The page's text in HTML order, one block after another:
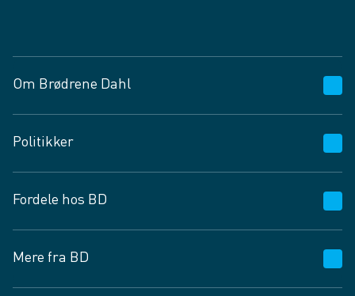
Om Brødrene Dahl
Vagttelefon 30 10 89 89
Spørgsmål og svar
Job og karriere
Fødevarekontrolrapport
Politikker
Privatlivspolitik
Cookies
Vilkår og betingelser
Fordele hos BD
BD app
BD.dk services
Mere fra BD